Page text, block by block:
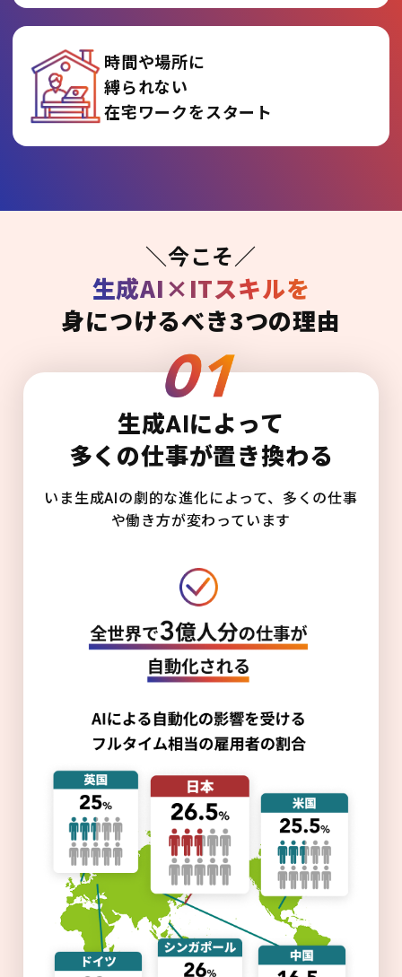
時間や場所に
縛られない
在宅ワークをスタート
＼今こそ／
生成AI×ITスキルを
身につけるべき3つの理由
生成AIによって
多くの仕事が置き換わる
いま生成AIの劇的な進化によって、多くの仕事
や働き方が変わっています